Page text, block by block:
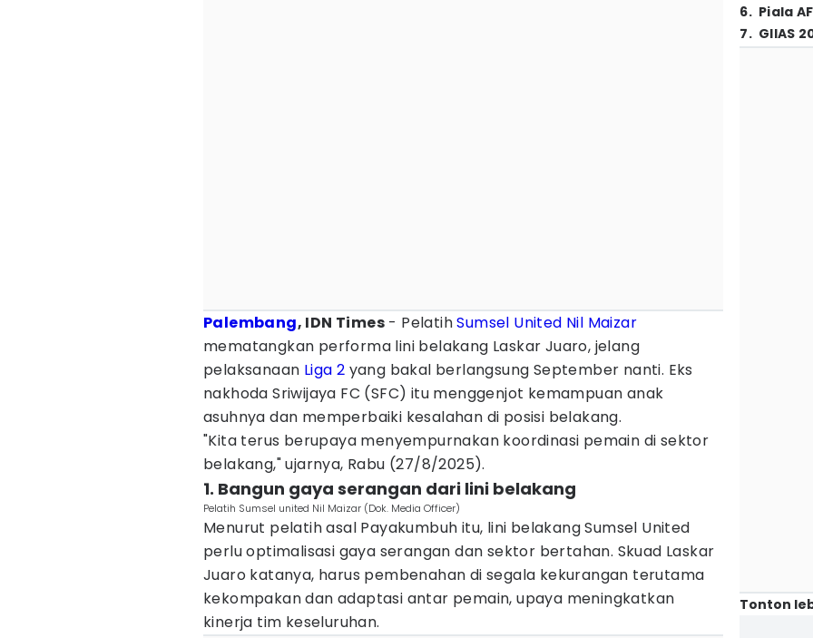
Palembang, IDN Times - PelatihSumsel United Nil Maizar
mematangkan performa lini belakang Laskar Juaro, jelang
pelaksanaan Liga 2 yang bakal berlangsung September nanti. Eks
nakhoda Sriwijaya FC (SFC) itu menggenjot kemampuan anak
asuhnya dan memperbaiki kesalahan di posisi belakang.
"Kita terus berupaya menyempurnakan koordinasi pemain di sektor
belakang," ujarnya, Rabu (27/8/2025).
1. Bangun gaya serangan dari lini belakang
Pelatih Sumsel united Nil Maizar (Dok. Media Officer)
Menurut pelatih asal Payakumbuh itu, lini belakang Sumsel United
perlu optimalisasi gaya serangan dan sektor bertahan. Skuad Laskar
Juaro katanya, harus pembenahan di segala kekurangan terutama
kekompakan dan adaptasi antar pemain, upaya meningkatkan
kinerja tim keseluruhan.
6. Piala
7. GIIAS
Tonton